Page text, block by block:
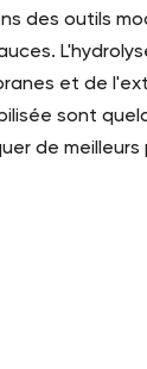
des outils
et de
sont
de meilleurs